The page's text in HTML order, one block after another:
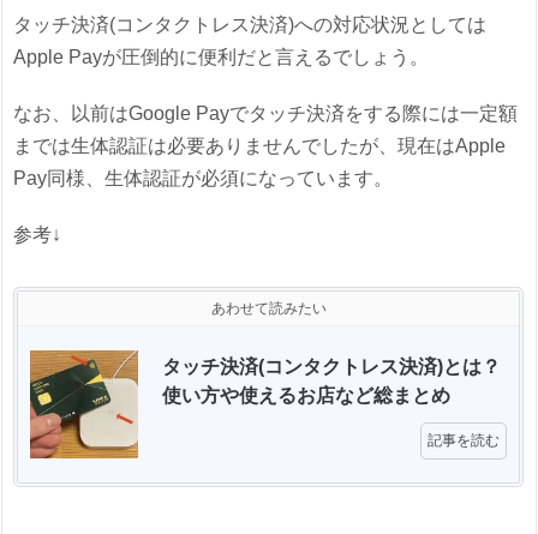
タッチ決済(コンタクトレス決済)への対応状況としては
Apple Payが圧倒的に便利だと言えるでしょう。
なお、以前はGoogle Payでタッチ決済をする際には一定額
までは生体認証は必要ありませんでしたが、現在はApple
Pay同様、生体認証が必須になっています。
参考↓
あわせて読みたい
タッチ決済(コンタクトレス決済)とは？
使い方や使えるお店など総まとめ
記事を読む